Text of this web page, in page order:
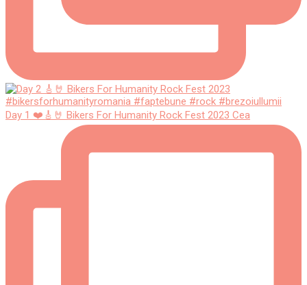
Day 1 ❤️🎸🤘 Bikers For Humanity Rock Fest 2023 Cea